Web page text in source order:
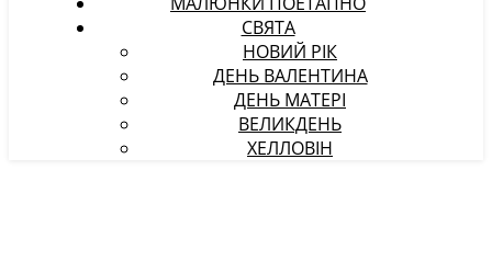
СВЯТА
НОВИЙ РІК
ДЕНЬ ВАЛЕНТИНА
ДЕНЬ МАТЕРІ
ВЕЛИКДЕНЬ
ХЕЛЛОВІН